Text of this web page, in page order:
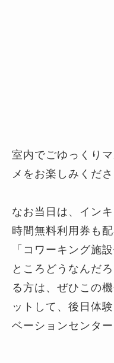
室内でごゆっくり
メをお楽しみくださ
なお当日は、イン
時間無料利用券も
「コワーキング施
ところどうなんだ
る方は、ぜひこの
ットして、後日体
ベーションセンタ